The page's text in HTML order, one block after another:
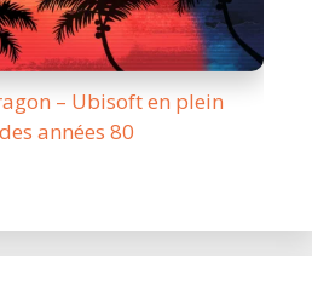
– Ubisoft en plein
années 80